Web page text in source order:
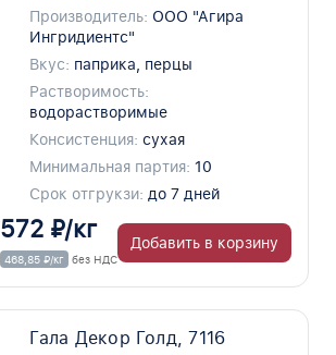
Производитель: ООО "Агира
Ингридиентс"
Вкус: паприка, перцы
Растворимость:
водорастворимые
Консистенция: сухая
Минимальная партия: 10
Срок отгрукзи: до 7 дней
572 ₽/кг
468,85 ₽/кг без НДС
Добавить в корзину
Гала Декор Голд, 7116